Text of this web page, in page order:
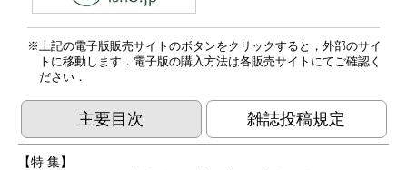
上記の電子版販売サイトのボタンをクリックすると，外部のサイ
トに移動します．電子版の購入方法は各販売サイトにてご確認く
ださい．
主要目次 雑誌投稿規定
【特 集】